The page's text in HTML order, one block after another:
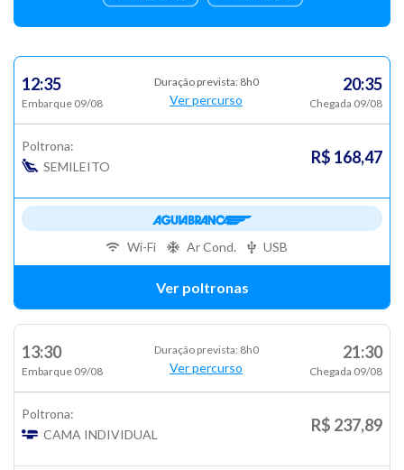
12:35
Embarque 09/08
Duração prevista: 8h0
Ver percurso
20:35
Chegada 09/08
Poltrona:
SEMILEITO
R$ 168,47
Ver poltronas
Wi-Fi Ar Cond. USB
13:30
Embarque 09/08
Duração prevista: 8h0
Ver percurso
21:30
Chegada 09/08
Poltrona:
CAMA INDIVIDUAL
R$ 237,89